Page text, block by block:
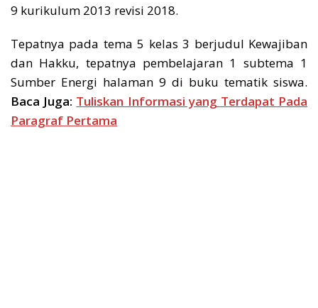
9 kurikulum 2013 revisi 2018.
Tepatnya pada tema 5 kelas 3 berjudul Kewajiban
dan Hakku, tepatnya pembelajaran 1 subtema 1
Sumber Energi halaman 9 di buku tematik siswa.
Baca Juga: Tuliskan Informasi yang Terdapat Pada
Paragraf Pertama